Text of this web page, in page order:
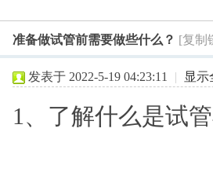
›
准备做试管前需要做些什么？ [复制
发表于 2022-5-19 04:23:11 | 显示
1、了解什么是试